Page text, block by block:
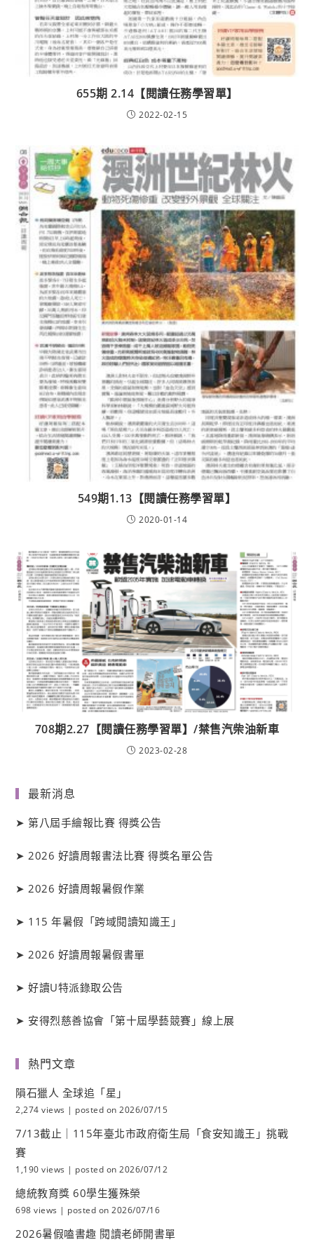
655期 2.14【閱讀任務學習單】
2022-02-15
549期1.13【閱讀任務學習單】
2020-01-14
708期2.27【閱讀任務學習單】/禁售汽柴油新車
2023-02-28
最新消息
➤第八屆手繪報比賽 得獎公告
➤2026 好讀周報書法比賽 得獎名單公告
➤2026 好讀周報暑假作業
➤ 115 年暑假「跨域閱讀知識王」
➤2026 好讀周報暑假書單
➤好讀U特派錄取公告
➤ 安得烈慈善協會「第十屆學藝競賽」線上展
熱門文章
隕石獵人 全球追「星」
2,274 views | posted on 2026/07/15
7/13截止｜115年臺北市政府衛生局「食安知識王」挑戰
賽
1,190 views | posted on 2026/07/12
總統教育獎 60學生獲殊榮
698 views | posted on 2026/07/16
2026暑假嗑書趣 閱讀老師開書單